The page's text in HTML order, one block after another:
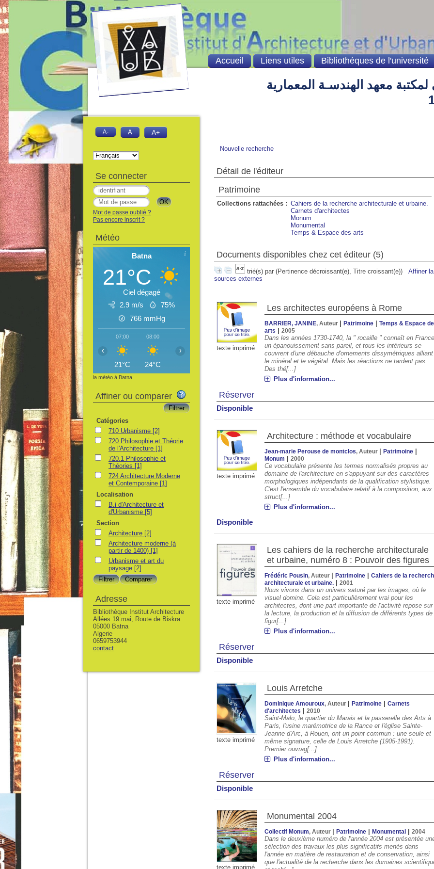
معهد الهندسـة المعمارية
Nouvelle recherche
Détail de l'éditeur
Patrimoine
Collections rattachées : Cahiers de la recherche architecturale et urbaine.
Carnets d'architectes
Monum
Monumental
Temps & Espace des arts
Documents disponibles chez cet éditeur (5)
trié(s) par (Pertinence décroissant(e), Titre croissant(e))
Affiner
sources externes
texte imprimé
Les architectes européens à Rome
BARRIER, JANINE, Auteur |Patrimoine |Temps & Espace
arts
|2005
Dans les années 1730-1740, la " rocaille " connaît en
un épanouissement sans pareil, et tous les intérieurs se
couvrent d'une débauche d'ornements dissymétriques alliant
le minéral et le végétal. Mais les réactions ne tardent pas.
Des thé[...]
Plus d'information...
Réserver
Disponible
texte imprimé
Architecture : méthode et vocabulaire
Jean-marie Perouse de montclos, Auteur |Patrimoine
Monum |2000
Ce vocabulaire présente les termes normalisés propres au
domaine de l'architecture en s'appuyant sur des caractères
morphologiques indépendants de la qualification stylistique.
C'est l'ensemble du vocabulaire relatif à la composition, aux
struct[...]
Plus d'information...
Disponible
texte imprimé
Les cahiers de la recherche architecturale
et urbaine, numéro 8 : Pouvoir des figures
Frédéric Pousin, Auteur |Patrimoine |Cahiers de la
architecturale et urbaine. |2001
Nous vivons dans un univers saturé par les images, où le
visuel domine. Cela est particulièrement vrai pour les
architectes, dont une part importante de l'activité repose sur
la lecture, la production et la diffusion de différents types de
figur[...]
Plus d'information...
Réserver
Disponible
texte imprimé
Louis Arretche
Dominique Amouroux, Auteur |Patrimoine |Carnets
d'architectes
|2010
Saint-Malo, le quartier du Marais et la passerelle des Arts à
Paris, l'usine marémotrice de la Rance et l'église Sainte-
Jeanne d'Arc, à Rouen, ont un point commun : une seule et
même signature, celle de Louis Arretche (1905-1991).
Premier ouvrag[...]
Plus d'information...
Réserver
Disponible
texte imprimé
Monumental 2004
Collectif Monum, Auteur |Patrimoine |Monumental |2004
Dans le deuxième numéro de l'année 2004 est présentée
sélection des travaux les plus significatifs menés dans
l'année en matière de restauration et de conservation, ainsi
que l'actualité de la recherche dans les domaines
Accueil Liens utiles Bibliothéques de l'université
A- A A+
Se connecter
Mot de passe oublié ?
Pas encore inscrit ?
Météo
Batna
21°C
Ciel dégagé
2.9 m/s
75%
766 mmHg
07:00
21°C
08:00
24°C
11:00 12:00
31°C
13:00
32°C
14:00
32°C
15:00
33°C
16:00
32°C
17:00
‹ ›
la météo à Batna
Affiner ou comparer
Catégories
710 Urbanisme [2]
720 Philosophie et Théorie
de l'Architecture [1]
720.1 Philosophie et
Théories [1]
724 Architecture Moderne
et Contemporaine [1]
Localisation
B.i d'Architecture et
d'Urbanisme [5]
Section
Architecture [2]
Architecture moderne (à
partir de 1400) [1]
Urbanisme et art du
paysage [2]
Adresse
Bibliothèque Institut Architecture
Allées 19 mai, Route de Biskra
05000 Batna
Algerie
0659753944
contact